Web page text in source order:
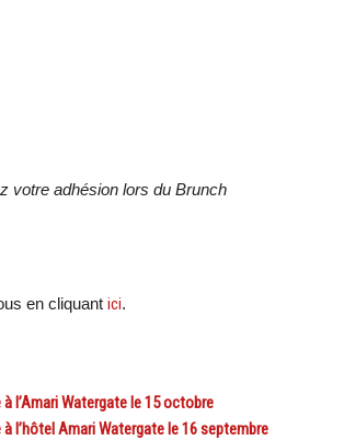
votre adhésion lors du Brunch
en cliquant ici.
l’Amari Watergate le 15 octobre
l’hôtel Amari Watergate le 16 septembre